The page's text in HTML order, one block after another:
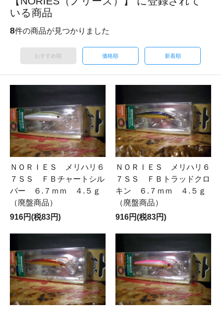
いる商品
8件の商品が見つかりました
おすすめ順 価格順 新着順
ＮＯＲＩＥＳ メリハリ６
７ＳＳ ＦＢチャートシル
バー ６.７ｍｍ ４.５ｇ
（廃盤商品）
916円(税83円)
ＮＯＲＩＥＳ メリハリ６
７ＳＳ ＦＢトラッドクロ
キン ６.７ｍｍ ４.５ｇ
（廃盤商品）
916円(税83円)